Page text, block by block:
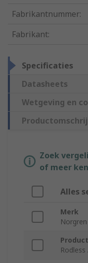
Fabrikantnummer:
Fabrikant:
Specificaties
Datasheets
Wetgeving en
Zoek
of meer
Alles
Merk
Norgren